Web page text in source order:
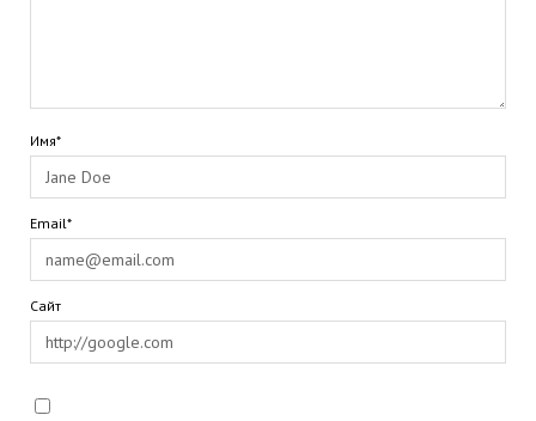
Имя*
Email*
Сайт